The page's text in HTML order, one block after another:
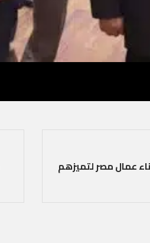
عمال مصر لتميزهم